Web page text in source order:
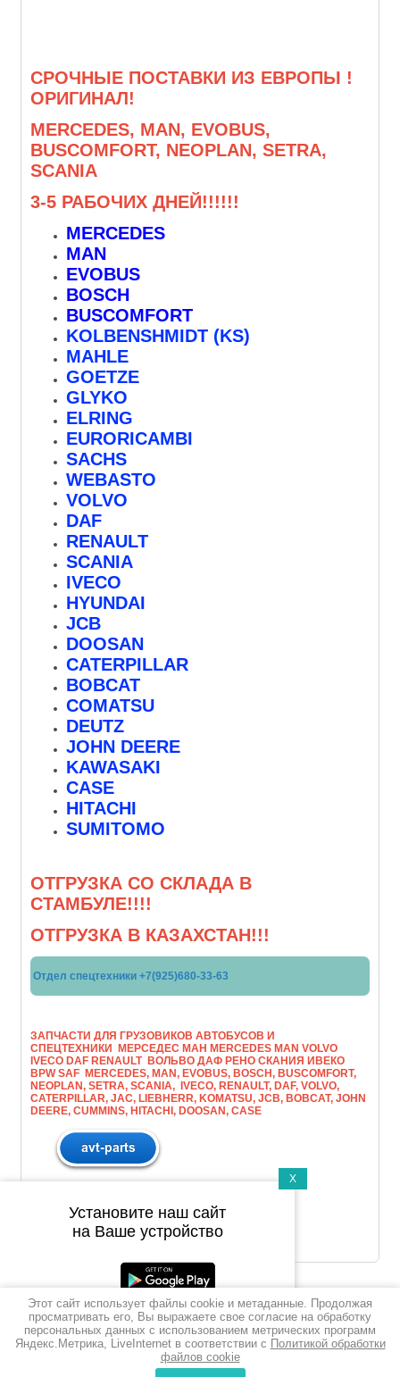
СРОЧНЫЕ ПОСТАВКИ ИЗ ЕВРОПЫ !
ОРИГИНАЛ!
MERCEDES, MAN, EVOBUS,
BUSCOMFORT, NEOPLAN, SETRA,
SCANIA
3-5 РАБОЧИХ ДНЕЙ!!!!!!
MERCEDES
MAN
EVOBUS
BOSCH
BUSCOMFORT
KOLBENSHMIDT (KS)
MAHLE
GOETZE
GLYKO
ELRING
EURORICAMBI
SACHS
WEBASTO
VOLVO
DAF
RENAULT
SCANIA
IVECO
HYUNDAI
JCB
DOOSAN
CATERPILLAR
BOBCAT
COMATSU
DEUTZ
JOHN DEERE
KAWASAKI
CASE
HITACHI
SUMITOMO
ОТГРУЗКА СО СКЛАДА В
СТАМБУЛЕ!!!!
ОТГРУЗКА В КАЗАХСТАН!!!
Отдел спецтехники +7(925)680-33-63
ЗАПЧАСТИ ДЛЯ ГРУЗОВИКОВ АВТОБУСОВ И
СПЕЦТЕХНИКИ МЕРСЕДЕС МАН МERCEDES MAN VOLVO
IVECO DAF RENAULT ВОЛЬВО ДАФ РЕНО СКАНИЯ ИВЕКО
BPW SAF MERCEDES, MAN, EVOBUS, BOSCH, BUSCOMFORT,
NEOPLAN, SETRA, SCANIA, IVECO, RENAULT, DAF, VOLVO,
CATERPILLAR, JAC, LIEBHERR, KOMATSU, JCB, BOBCAT, JOHN
DEERE, CUMMINS, HITACHI, DOOSAN, CASE
Этот сайт использует файлы cookie и метаданные. Продолжая
просматривать его, Вы выражаете свое согласие на обработку
персональных данных с использованием метрических программ
Яндекс.Метрика, LiveInternet в соответствии с Политикой обработки
файлов cookie
X
Установите наш сайт
на Ваше устройство
Подпишитесь на рассылку
push-уведомлений
Подписаться